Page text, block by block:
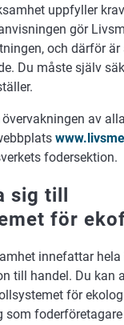
uppfyller
gör
och därför är
Du måste själv
av
fodersektion.
sig till
för
innefattar
till handel. Du kan
för
som